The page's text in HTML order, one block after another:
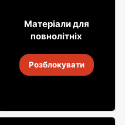
3199
Алкогольні напої Soplica
18 серп. 2026
Матеріали для
повнолітніх
Розблокувати